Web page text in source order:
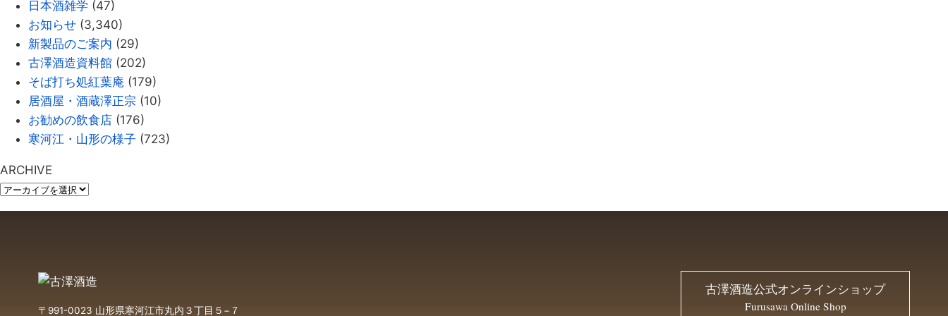
日本酒雑学 (47)
お知らせ (3,340)
新製品のご案内 (29)
古澤酒造資料館 (202)
そば打ち処紅葉庵 (179)
居酒屋・酒蔵澤正宗 (10)
お勧めの飲食店 (176)
寒河江・山形の様子 (723)
ARCHIVE
〒991-0023 山形県寒河江市丸内３丁目５−７
古澤酒造公式オンラインショップ
Furusawa Online Shop